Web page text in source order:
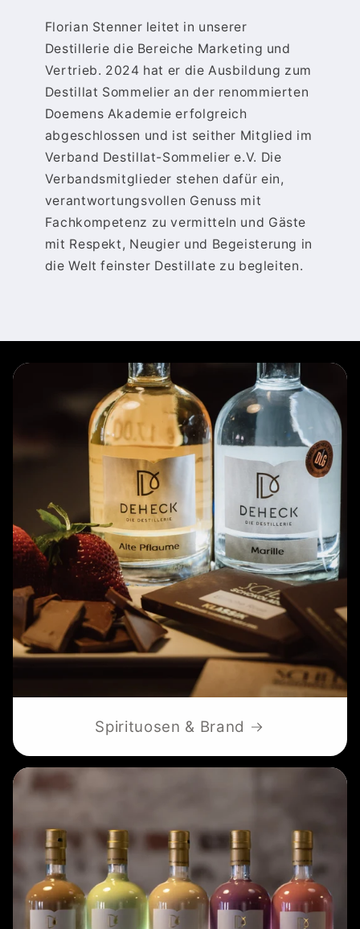
Florian Stenner leitet in unserer
Destillerie die Bereiche Marketing und
Vertrieb. 2024 hat er die Ausbildung zum
Destillat Sommelier an der renommierten
Doemens Akademie erfolgreich
abgeschlossen und ist seither Mitglied im
Verband Destillat-Sommelier e.V. Die
Verbandsmitglieder stehen dafür ein,
verantwortungsvollen Genuss mit
Fachkompetenz zu vermitteln und Gäste
mit Respekt, Neugier und Begeisterung in
die Welt feinster Destillate zu begleiten.
Spirituosen & Brand